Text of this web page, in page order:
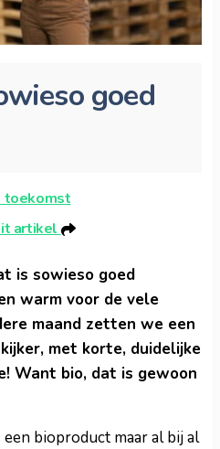
goed
toekomst
artikel
is sowieso goed
warm voor de vele
maand zetten we een
met korte, duidelijke
Want bio, dat is gewoon
bioproduct maar al bij al